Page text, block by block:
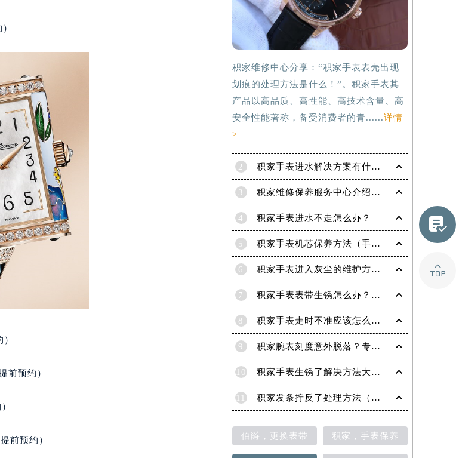
）
09室（需提前预约）
（需提前预约）
需提前预约）
（需提前预约）
室（需提前预约）
需提前预约）
室（需提前预约）
需提前预约）
字楼（鄂尔多斯大厦）23层2326室（需提前预约）
2102室（需提前预约）
层01室（需提前预约）
提前预约）
约）
约）
约）
预约）
预约）
前预约）
约）
预约）
前预约）
前预约）
积家维修中心分享：“积家手表表壳出现
划痕的处理方法是什么！”。积家手表其
产品以高品质、高性能、高技术含量、高
安全性能著称，备受消费者的青......详情
>
2 积家手表进水解决方案有什么？
3 积家维修保养服务中心介绍 | 积家
4 积家手表进水不走怎么办？
5 积家手表机芯保养方法（手表机芯正确保养方法）
6 积家手表进入灰尘的维护方法（处理办法）
7 积家手表表带生锈怎么办？（积家手表去除锈迹的四种方法）
8 积家手表走时不准应该怎么办?(走时不准的处理方法)
9 积家腕表刻度意外脱落？专业应对策略在这里
10 积家手表生锈了解决方法大全（有效保养与修复指南）
11 积家发条拧反了处理方法（手表维修的正确步骤与技巧）
伯爵，更换表带 积家，手表保养

